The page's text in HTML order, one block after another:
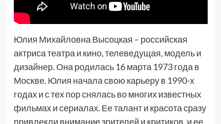
Юлия Михайловна Высоцкая – российская
актриса театра и кино, телеведущая, модель и
дизайнер. Она родилась 16 марта 1973 года в
Москве. Юлия начала свою карьеру в 1990-х
годах и с тех пор снялась во многих известных
фильмах и сериалах. Ее талант и красота сразу
привлекли внимание зрителей и критиков, и ее